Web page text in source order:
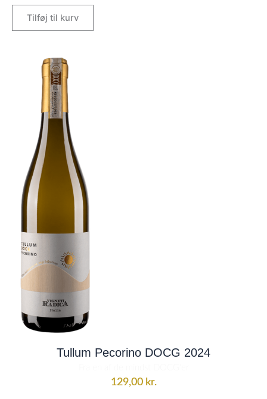
Tilføj til kurv
Tullum Pecorino DOCG 2024
129,00 kr.